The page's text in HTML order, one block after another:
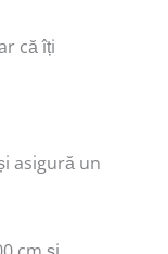
că îți
asigură un